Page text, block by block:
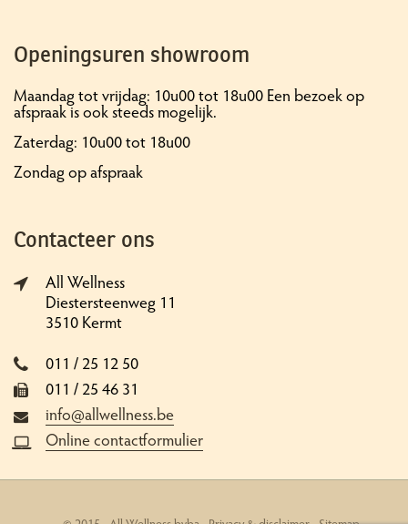
Openingsuren showroom
Maandag tot vrijdag: 10u00 tot 18u00 Een bezoek op
afspraak is ook steeds mogelijk.
Zaterdag: 10u00 tot 18u00
Zondag op afspraak
Contacteer ons
All Wellness
Diestersteenweg 11
3510 Kermt
011 / 25 12 50
011 / 25 46 31
info@allwellness.be
Online contactformulier